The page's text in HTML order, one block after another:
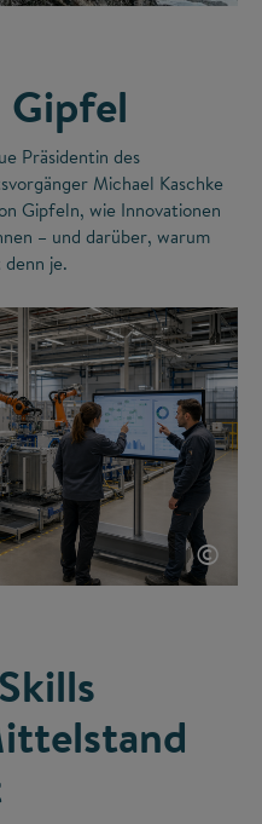
Gipfel
Präsidentin des
Michael Kaschke
Gipfeln, wie Innovationen
– und darüber, warum
je.
©